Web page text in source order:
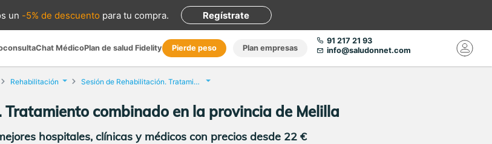
un -5% de descuento para tu compra. Regístrate
Chat MédicoPlan de salud Fidelity Pierde peso Plan empresas
91 217 21 93
info@saludonnet.com
Rehabilitación Sesión de Rehabilitación. Tratamiento combinado
Tratamiento combinado en la provincia de Melilla
hospitales, clínicas y médicos con precios desde 22 €